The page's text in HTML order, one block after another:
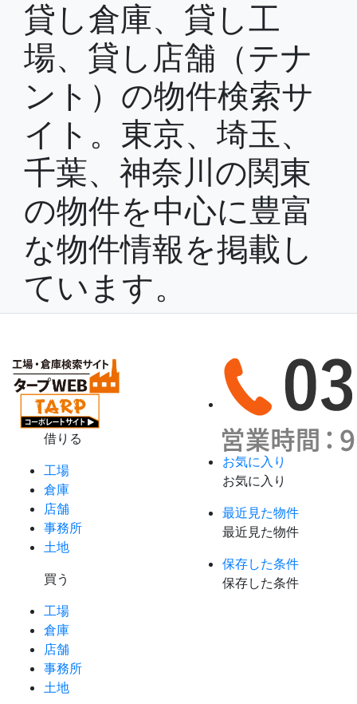
貸し倉庫、貸し工
場、貸し店舗（テナ
ント）の物件検索サ
イト。東京、埼玉、
千葉、神奈川の関東
の物件を中心に豊富
な物件情報を掲載し
ています。
借りる
工場
倉庫
店舗
事務所
土地
買う
工場
倉庫
店舗
事務所
土地
お気に入り
お気に入り
最近見た物件
最近見た物件
保存した条件
保存した条件